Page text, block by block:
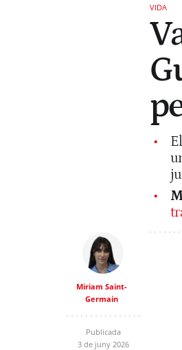
VIDA
Miriam Saint-
Germain
Publicada
3 de juny 2026